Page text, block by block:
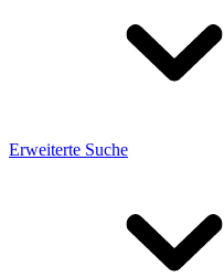
Erweiterte Suche